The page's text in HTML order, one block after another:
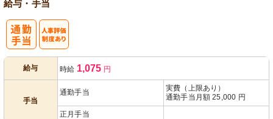
給与・手当
給与 時給 1,075 円
手当
通勤手当
実費（上限あり）
通勤手当月額 25,000 円
正月手当